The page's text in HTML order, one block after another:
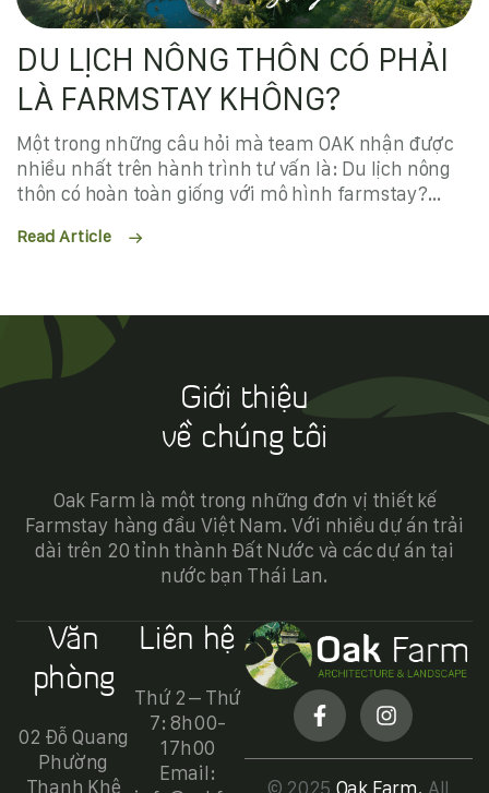
DU LỊCH NÔNG THÔN CÓ PHẢI
LÀ FARMSTAY KHÔNG?
Một trong những câu hỏi mà team OAK nhận được
nhiều nhất trên hành trình tư vấn là: Du lịch nông
thôn có hoàn toàn giống với mô hình farmstay?
mơ bỏ phố về quê! Đứng trước những vùng đất
Ngay bây giờ hãy khoác ba lô lên và cùng chúng
mình đi tìm lời giải đáp chân thực nhất. Hãy để OAK
dẫn lối các bạn khám phá bản chất của từng mô
Read Article
Giới thiệu
về chúng tôi
Oak Farm là một trong những đơn vị thiết kế
Farmstay hàng đầu Việt Nam. Với nhiều dự án trải
dài trên 20 tỉnh thành Đất Nước và các dự án tại
nước bạn Thái Lan.
Văn
phòng
02 Đỗ Quang
Phường
Thanh Khê
Liên hệ
Thứ 2 – Thứ
7: 8h00-
17h00
Email: